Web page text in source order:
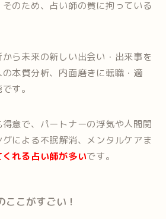
のため、占い師の質に拘っている
ら未来の新しい出会い・出来事を
本質分析、内面磨きに転職・適
す。
意で、パートナーの浮気や人間関
による不眠解消、メンタルケアま
れる占い師が多いです。
こがすごい！